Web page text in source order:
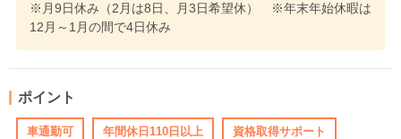
※月9日休み（2月は8日、月3日希望休） ※年末年始休暇は
12月～1月の間で4日休み
ポイント
車通勤可 年間休日110日以上 資格取得サポート